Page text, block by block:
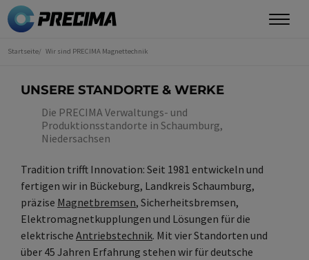
Direkt
zum
Sie
hier
Startseite Wir sind PRECIMA Magnettechnik
UNSERE STANDORTE & WERKE
Die PRECIMA Verwaltungs- und
Produktionsstandorte in Schaumburg,
Niedersachsen
Tradition trifft Innovation: Seit 1981 entwickeln und
fertigen wir in Bückeburg, Landkreis Schaumburg,
präzise Magnetbremsen, Sicherheitsbremsen,
Elektromagnetkupplungen und Lösungen für die
elektrische Antriebstechnik. Mit vier Standorten und
über 45 Jahren Erfahrung stehen wir für deutsche